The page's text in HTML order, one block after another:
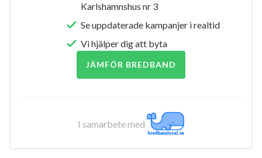
Karlshamnshus nr 3
Se uppdaterade kampanjer i realtid
Vi hjälper dig att byta
JÄMFÖR BREDBAND
I samarbete med